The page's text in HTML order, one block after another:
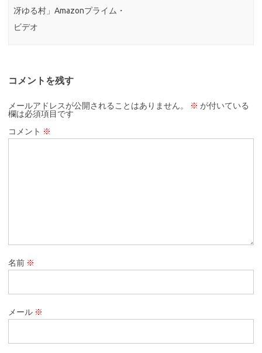
冴ゆる村」Amazonプライム・
ビデオ
コメントを残す
メールアドレスが公開されることはありません。 ※ が付いている
欄は必須項目です
コメント ※
名前 ※
メール ※